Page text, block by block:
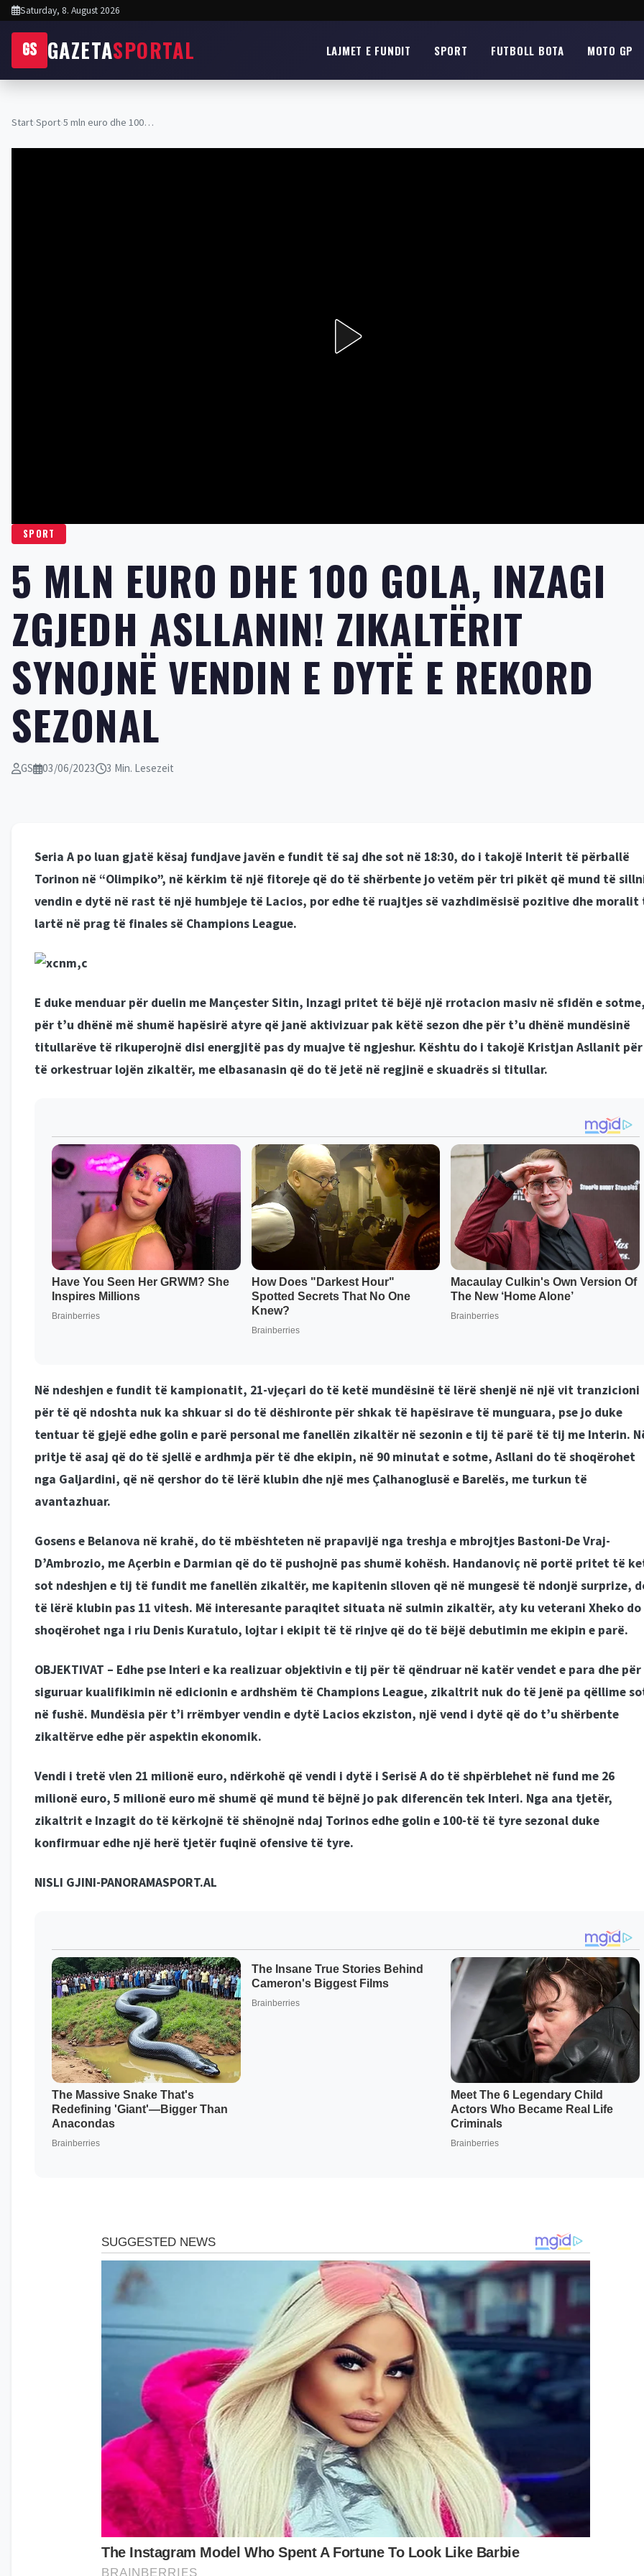
Saturday, 8. August 2026
GS GAZETASPORTAL LAJMET E FUNDIT SPORT FUTBOLL BOTA MOTO GP
Start›Sport›5 mln euro dhe 100…
SPORT
5 MLN EURO DHE 100 GOLA, INZAGI
ZGJEDH ASLLANIN! ZIKALTËRIT
SYNOJNË VENDIN E DYTË E REKORD
SEZONAL
GS 03/06/2023 3 Min. Lesezeit
Seria A po luan gjatë kësaj fundjave javën e fundit të saj dhe sot në 18:30, do i takojë Interit të përballë
Torinon në “Olimpiko”, në kërkim të një fitoreje që do të shërbente jo vetëm për tri pikët që mund të
vendin e dytë në rast të një humbjeje të Lacios, por edhe të ruajtjes së vazhdimësisë pozitive dhe moralit
lartë në prag të finales së Champions League.
E duke menduar për duelin me Mançester Sitin, Inzagi pritet të bëjë një rrotacion masiv në sfidën e
për t’u dhënë më shumë hapësirë atyre që janë aktivizuar pak këtë sezon dhe për t’u dhënë mundësinë
titullarëve të rikuperojnë disi energjitë pas dy muajve të ngjeshur. Kështu do i takojë Kristjan Asllanit për
të orkestruar lojën zikaltër, me elbasanasin që do të jetë në regjinë e skuadrës si titullar.
Në ndeshjen e fundit të kampionatit, 21-vjeçari do të ketë mundësinë të lërë shenjë në një vit tranzicioni
për të që ndoshta nuk ka shkuar si do të dëshironte për shkak të hapësirave të munguara, pse jo duke
tentuar të gjejë edhe golin e parë personal me fanellën zikaltër në sezonin e tij të parë të tij me Interin.
pritje të asaj që do të sjellë e ardhmja për të dhe ekipin, në 90 minutat e sotme, Asllani do të shoqërohet
nga Galjardini, që në qershor do të lërë klubin dhe një mes Çalhanoglusë e Barelës, me turkun të
avantazhuar.
Gosens e Belanova në krahë, do të mbështeten në prapavijë nga treshja e mbrojtjes Bastoni-De Vraj-
D’Ambrozio, me Açerbin e Darmian që do të pushojnë pas shumë kohësh. Handanoviç në portë pritet të
sot ndeshjen e tij të fundit me fanellën zikaltër, me kapitenin slloven që në mungesë të ndonjë surprize,
të lërë klubin pas 11 vitesh. Më interesante paraqitet situata në sulmin zikaltër, aty ku veterani Xheko
shoqërohet nga i riu Denis Kuratulo, lojtar i ekipit të të rinjve që do të bëjë debutimin me ekipin e parë.
OBJEKTIVAT – Edhe pse Interi e ka realizuar objektivin e tij për të qëndruar në katër vendet e para dhe
siguruar kualifikimin në edicionin e ardhshëm të Champions League, zikaltrit nuk do të jenë pa qëllime
në fushë. Mundësia për t’i rrëmbyer vendin e dytë Lacios ekziston, një vend i dytë që do t’u shërbente
zikaltërve edhe për aspektin ekonomik.
Vendi i tretë vlen 21 milionë euro, ndërkohë që vendi i dytë i Serisë A do të shpërblehet në fund me 26
milionë euro, 5 milionë euro më shumë që mund të bëjnë jo pak diferencën tek Interi. Nga ana tjetër,
zikaltrit e Inzagit do të kërkojnë të shënojnë ndaj Torinos edhe golin e 100-të të tyre sezonal duke
konfirmuar edhe një herë tjetër fuqinë ofensive të tyre.
NISLI GJINI-PANORAMASPORT.AL